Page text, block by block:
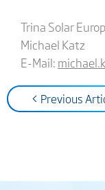
Trina Solar
Michael Katz
E-Mail:
< Previous